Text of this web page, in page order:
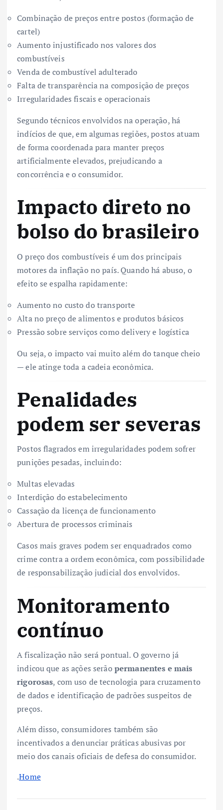
Combinação de preços entre postos (formação de
cartel)
Aumento injustificado nos valores dos
combustíveis
Venda de combustível adulterado
Falta de transparência na composição de preços
Irregularidades fiscais e operacionais
Segundo técnicos envolvidos na operação, há
indícios de que, em algumas regiões, postos atuam
de forma coordenada para manter preços
artificialmente elevados, prejudicando a
concorrência e o consumidor.
Impacto direto no
bolso do brasileiro
O preço dos combustíveis é um dos principais
motores da inflação no país. Quando há abuso, o
efeito se espalha rapidamente:
Aumento no custo do transporte
Alta no preço de alimentos e produtos básicos
Pressão sobre serviços como delivery e logística
Ou seja, o impacto vai muito além do tanque cheio
— ele atinge toda a cadeia econômica.
Penalidades
podem ser severas
Postos flagrados em irregularidades podem sofrer
punições pesadas, incluindo:
Multas elevadas
Interdição do estabelecimento
Cassação da licença de funcionamento
Abertura de processos criminais
Casos mais graves podem ser enquadrados como
crime contra a ordem econômica, com possibilidade
de responsabilização judicial dos envolvidos.
Monitoramento
contínuo
A fiscalização não será pontual. O governo já
indicou que as ações serãopermanentes e mais
rigorosas, com uso de tecnologia para cruzamento
de dados e identificação de padrões suspeitos de
preços.
Além disso, consumidores também são
incentivados a denunciar práticas abusivas por
meio dos canais oficiais de defesa do consumidor.
.Home